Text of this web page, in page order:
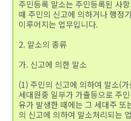
주민등록 말소는 주민등록된 사
때 주민의 신고에 의하거나 행정
이루어지는 업무입니다.
2. 말소의 종류
가. 신고에 의한 말소
(1) 주민의 신고에 의하여 말소(가
세대원중 일부가 가출등으로 주
유가 발생한 때에는 그 세대주 또
의 신고에 의하여 말소처리되는